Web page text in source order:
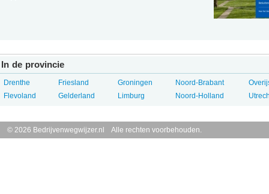
In de provincie
Drenthe
Flevoland
Friesland
Gelderland
Groningen
Limburg
Noord-Brabant
Noord-Holland
© 2026 Bedrijvenwegwijzer.nl Alle rechten voorbehouden.